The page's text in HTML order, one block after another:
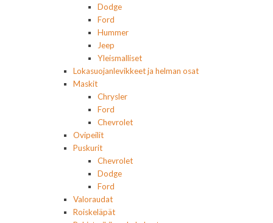
Dodge
Ford
Hummer
Jeep
Yleismalliset
Lokasuojanlevikkeet ja helman osat
Maskit
Chrysler
Ford
Chevrolet
Ovipeilit
Puskurit
Chevrolet
Dodge
Ford
Valoraudat
Roiskeläpät